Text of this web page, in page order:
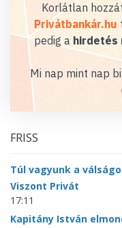
Korlátlan
Privátbankár.hu
pedig a hirdetés
Mi nap mint nap
FRISS
Túl vagyunk a
Viszont Privát
17:11
Kapitány István